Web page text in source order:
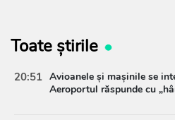
Toate știrile
20:51 Avioanele și mașinile se
Aeroportul răspunde cu